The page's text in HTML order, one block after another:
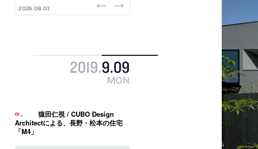
2026.08.07
2026.08.03
2026.08.03
2026.07.31
2026.07.30
2019.9.09
MON
猿田仁視 / CUBO Design
Architectによる、長野・松本の住宅
「M4」